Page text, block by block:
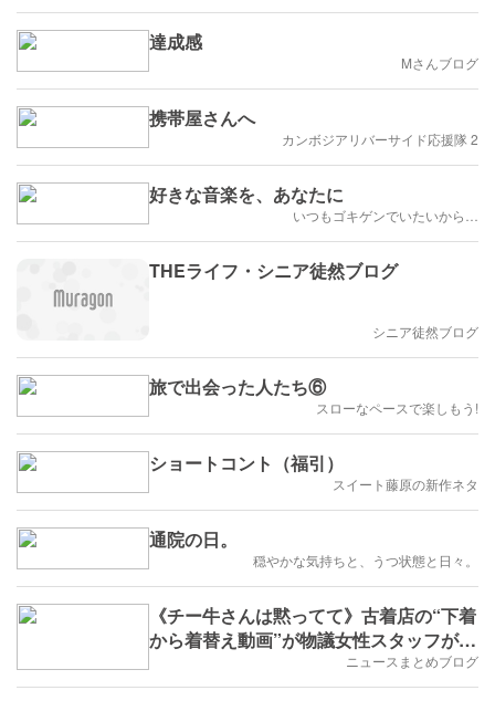
達成感
Mさんブログ
携帯屋さんへ
カンボジアリバーサイド応援隊 2
好きな音楽を、あなたに
いつもゴキゲンでいたいから…
THEライフ・シニア徒然ブログ
シニア徒然ブログ
旅で出会った人たち⑥
スローなペースで楽しもう!
ショートコント（福引）
スイート藤原の新作ネタ
通院の日。
穏やかな気持ちと、うつ状態と日々。
《チー牛さんは黙ってて》古着店の“下着
から着替え動画”が物議女性スタッフが明
ニュースまとめブログ